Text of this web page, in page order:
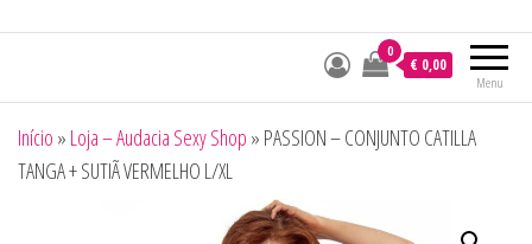
Menu
0
€ 0,00
Início » Loja – Audacia Sexy Shop » PASSION – CONJUNTO CATILLA
TANGA + SUTIÃ VERMELHO L/XL